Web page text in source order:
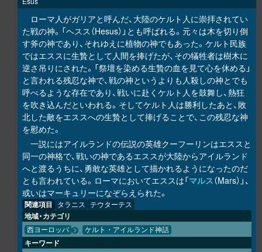
ローマ人がガリアと呼んだ、大陸のケルト人に崇拝されてい
た戦の神。「ヘスス（Hesus）」とも呼ばれる。元々は木を切り倒
す斧の神であり、それゆえに植物の神でもあった。ケルト民族
ではエススに生贄として人間を捧げたが、その犠牲者は樹木に
逆さ吊りにされた。「祭壇を染める生贄の血を見て心を休める」
と言われる残忍な神で、戦の神というよりも人殺しの神とでも
呼べるような存在であり、戦いに赴くケルト人を鼓舞し、熱狂
を吹き込んだといわれる。そしてケルト人は勝利したあと、敗
北した敵をエススへの生贄として捧げることで、この残忍な神
を慰めた。
一説にはアイルランドの伝説の英雄クーフーリンはエススと
同一の神格で、戦いの神であるエススが大陸からアイルランド
へと渡るうちに、勇敢な英雄として描かれるようになったのだ
とも言われている。ローマにおいてエススは「マルス（Mars）」、
或いはマーキュリーになぞらえられた。
関連項目 タラニス テウターテス
地域・カテゴリ
西ヨーロッパ ケルト・アイルランド神話
キーワード